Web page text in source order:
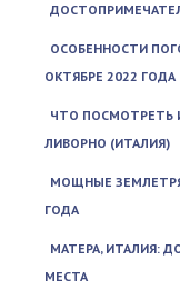
ОСОБЕННОСТИ
ОКТЯБРЕ 2022 ГОДА
ЧТО ПОСМОТРЕТЬ
ЛИВОРНО (ИТАЛИЯ)
МОЩНЫЕ
ГОДА
МАТЕРА, ИТАЛИЯ:
МЕСТА